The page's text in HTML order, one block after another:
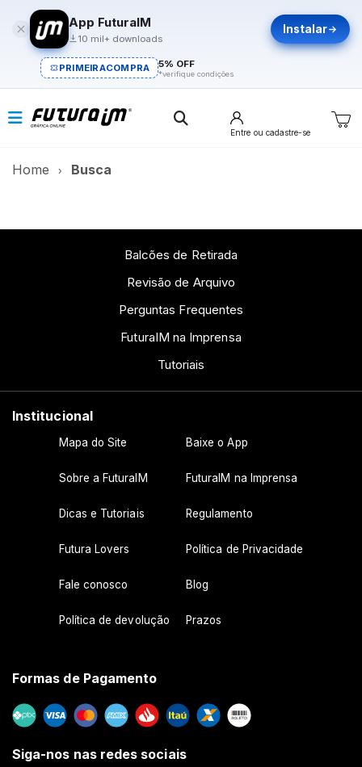
App FuturaIM
10 mil+ downloads
Instalar
PRIMEIRACOMPRA 5% OFF
*verifique condições
Entre ou cadastre-se
Home Busca
Balcões de Retirada
Revisão de Arquivo
Perguntas Frequentes
FuturaIM na Imprensa
Tutoriais
Institucional
Mapa do Site Baixe o App
Sobre a FuturaIM FuturaIM na Imprensa
Dicas e Tutoriais Regulamento
Futura Lovers Política de Privacidade
Fale conosco Blog
Política de devolução Prazos
Formas de Pagamento
Siga-nos nas redes sociais